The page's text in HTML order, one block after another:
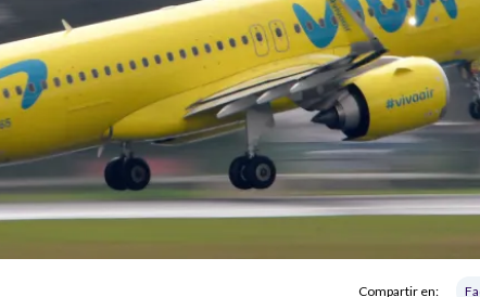
Compartir en: